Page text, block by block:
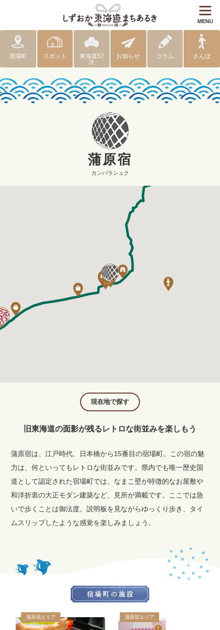
MENU
宿場町 スポット
東海道57
次
お知らせ コラム さんぽ
蒲原宿
カンバラシュク
現在地で探す
旧東海道の面影が残るレトロな街並みを楽しもう
蒲原宿は、江戸時代、日本橋から15番目の宿場町。この宿の魅
力は、何といってもレトロな街並みです。県内でも唯一歴史国
道として認定された宿場町では、なまこ壁が特徴的なお屋敷や
和洋折衷の大正モダン建築など、見所が満載です。ここでは急
いで歩くことは御法度。説明板を見ながらゆっくり歩き、タイ
ムスリップしたような感覚を楽しみましょう。
蒲原宿エリア 蒲原宿エリア